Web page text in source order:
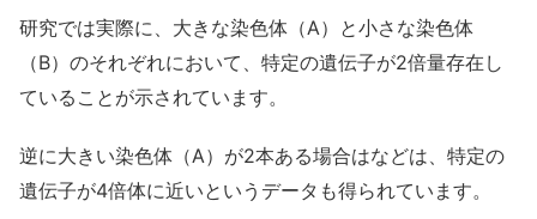
研究では実際に、大きな染色体（A）と小さな染色体
（B）のそれぞれにおいて、特定の遺伝子が2倍量存在し
ていることが示されています。
逆に大きい染色体（A）が2本ある場合はなどは、特定の
遺伝子が4倍体に近いというデータも得られています。